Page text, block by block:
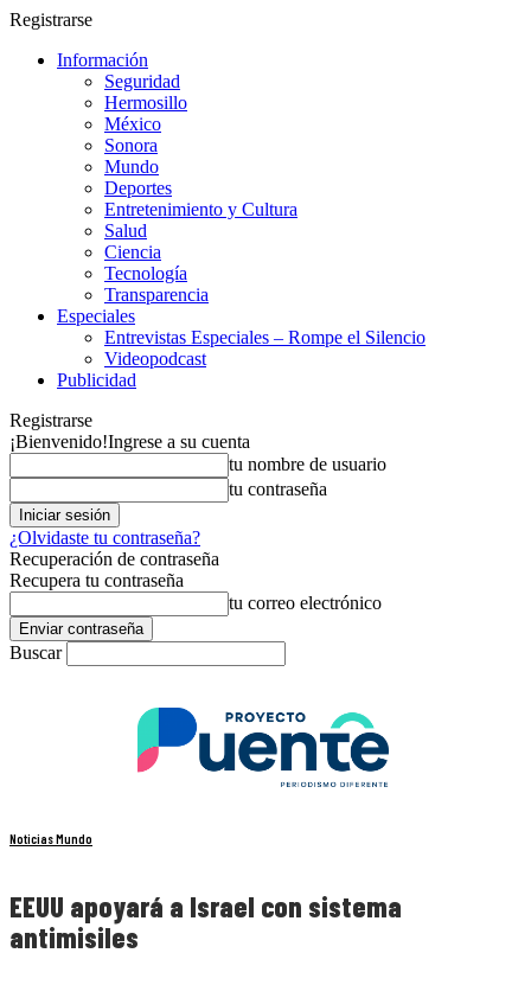
Registrarse
Información
Seguridad
Hermosillo
México
Sonora
Mundo
Deportes
Entretenimiento y Cultura
Salud
Ciencia
Tecnología
Transparencia
Especiales
Entrevistas Especiales – Rompe el Silencio
Videopodcast
Publicidad
Registrarse
¡Bienvenido!Ingrese a su cuenta
tu nombre de usuario
tu contraseña
¿Olvidaste tu contraseña?
Recuperación de contraseña
Recupera tu contraseña
tu correo electrónico
Buscar
Noticias Mundo
EEUU apoyará a Israel con sistema
antimisiles